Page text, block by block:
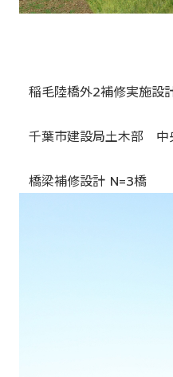
稲毛陸橋外2補修実施設
千葉市建設局土木部 中
橋梁補修設計 N=3橋